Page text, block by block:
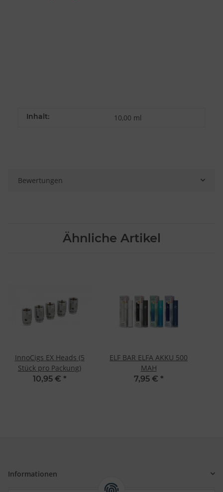
Inhalt: 10,00 ml
Bewertungen
Ähnliche Artikel
InnoCigs EX Heads (5
Stück pro Packung)
10,95 € *
ELF BAR ELFA AKKU 500
MAH
7,95 € *
Informationen